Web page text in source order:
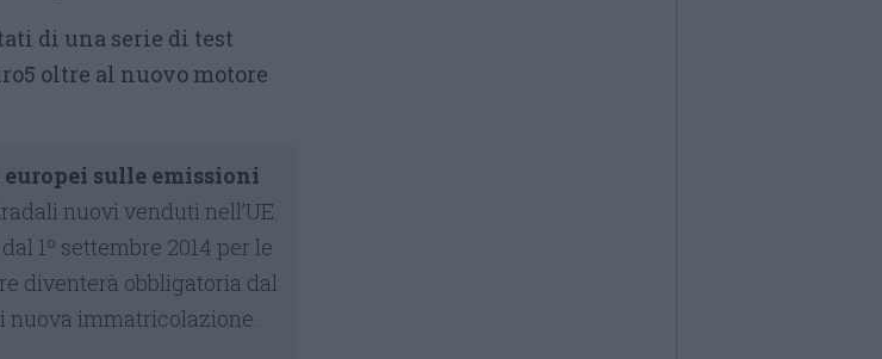
di una serie di test
oltre al nuovo motore
sulle emissioni
nuovi venduti nell’UE.
1º settembre 2014 per le
diventerà obbligatoria dal
nuova immatricolazione.